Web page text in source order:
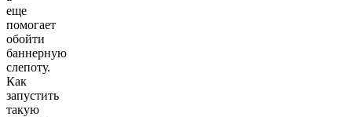
еще
помогает
обойти
баннерную
слепоту.
Как
запустить
такую